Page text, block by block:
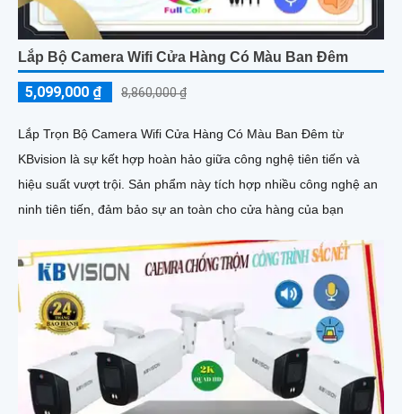
Lắp Bộ Camera Wifi Cửa Hàng Có Màu Ban Đêm
5,099,000 ₫ 8,860,000 ₫
Lắp Trọn Bộ Camera Wifi Cửa Hàng Có Màu Ban Đêm từ
KBvision là sự kết hợp hoàn hảo giữa công nghệ tiên tiến và
hiệu suất vượt trội. Sản phẩm này tích hợp nhiều công nghệ an
ninh tiên tiến, đảm bảo sự an toàn cho cửa hàng của bạn